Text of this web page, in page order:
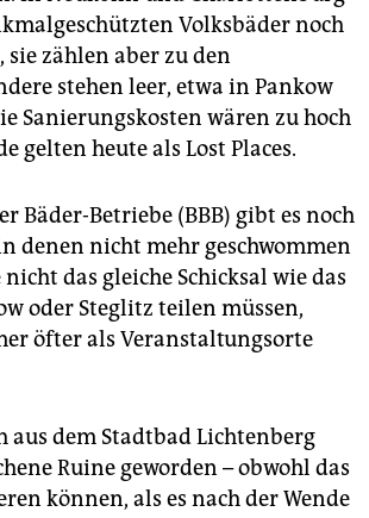
Volksbäder noch
zählen aber zu den
stehen leer, etwa in Pankow
Sanierungskosten wären zu hoch
gelten heute als Lost Places.
Bäder-Betriebe (BBB) gibt es noch
denen nicht mehr geschwommen
das gleiche Schicksal wie das
oder Steglitz teilen müssen,
öfter als Veranstaltungsorte
aus dem Stadtbad Lichtenberg
Ruine geworden – obwohl das
können, als es nach der Wende